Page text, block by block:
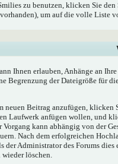
zu benutzen, klicken Sie
um auf die volle Liste
Ihnen erlauben, Anhänge an
Begrenzung der Dateigröße für
neuen Beitrag anzufügen,
Laufwerk anfügen wollen, und
Vorgang kann abhängig von der
Nach dem erfolgreichen
der Administrator des Forums
löschen.